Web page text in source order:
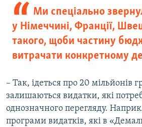
Ми спеціально
у Німеччині, Франції,
такого, щоби частину
витрачати конкретному
– Так, ідеться про 20 мільйонів
залишаються видатки, які
однозначного перегляду.
програми видатків, які в